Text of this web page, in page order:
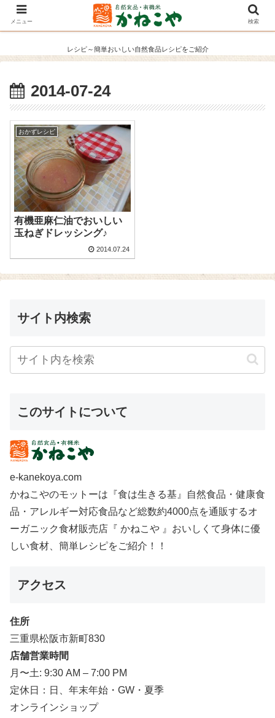
レシピ～簡単おいしい自然食品レシピをご紹介
2014-07-24
おかずレシピ
有機亜麻仁油でおいしい
玉ねぎドレッシング♪
2014.07.24
サイト内検索
このサイトについて
e-kanekoya.com
かねこやのモットーは『食は生きる基』自然食品・健康食
品・アレルギー対応食品など総数約4000点を通販するオ
ーガニック食材販売店『 かねこや 』おいしくて身体に優
しい食材、簡単レシピをご紹介！！
アクセス
住所
三重県松阪市新町830
店舗営業時間
月〜土: 9:30 AM – 7:00 PM
定休日：日、年末年始・GW・夏季
オンラインショップ
メニュー 検索